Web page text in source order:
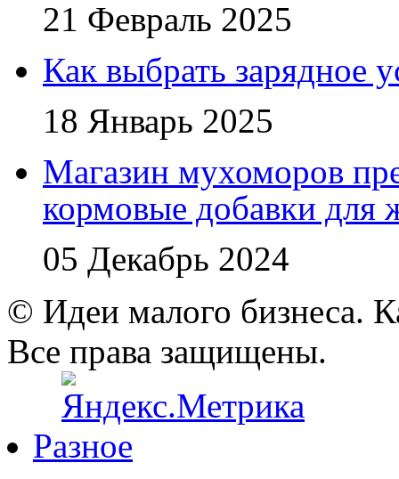
21 Февраль 2025
Как выбрать зарядное
18 Январь 2025
Магазин мухоморов
кормовые добавки для
05 Декабрь 2024
© Идеи малого бизнеса.
Все права защищены.
Разное